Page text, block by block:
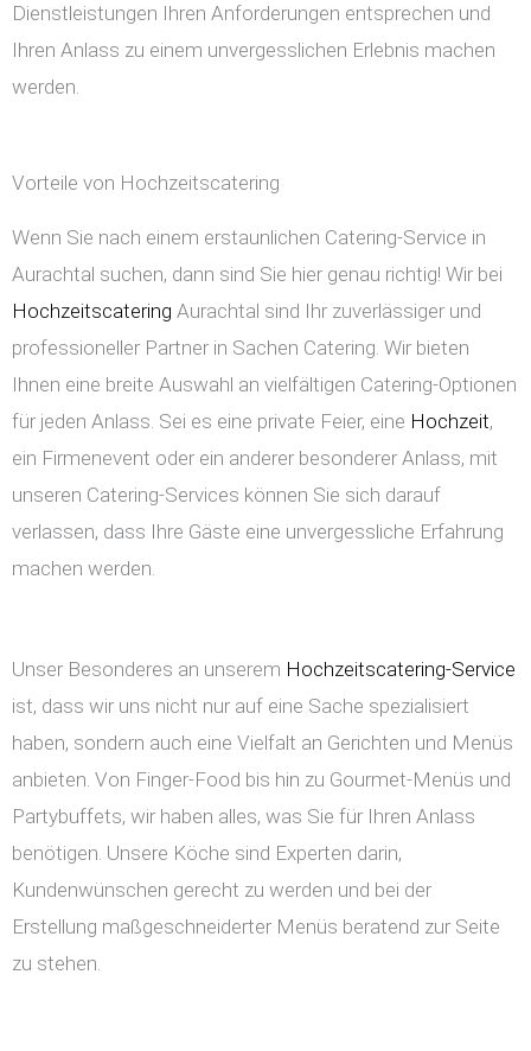
Dienstleistungen Ihren Anforderungen entsprechen und
Ihren Anlass zu einem unvergesslichen Erlebnis machen
werden.
Vorteile von Hochzeitscatering
Wenn Sie nach einem erstaunlichen Catering-Service in
Aurachtal suchen, dann sind Sie hier genau richtig! Wir bei
Hochzeitscatering Aurachtal sind Ihr zuverlässiger und
professioneller Partner in Sachen Catering. Wir bieten
Ihnen eine breite Auswahl an vielfältigen Catering-Optionen
für jeden Anlass. Sei es eine private Feier, eine Hochzeit,
ein Firmenevent oder ein anderer besonderer Anlass, mit
unseren Catering-Services können Sie sich darauf
verlassen, dass Ihre Gäste eine unvergessliche Erfahrung
machen werden.
Unser Besonderes an unserem Hochzeitscatering-Service
ist, dass wir uns nicht nur auf eine Sache spezialisiert
haben, sondern auch eine Vielfalt an Gerichten und Menüs
anbieten. Von Finger-Food bis hin zu Gourmet-Menüs und
Partybuffets, wir haben alles, was Sie für Ihren Anlass
benötigen. Unsere Köche sind Experten darin,
Kundenwünschen gerecht zu werden und bei der
Erstellung maßgeschneiderter Menüs beratend zur Seite
zu stehen.